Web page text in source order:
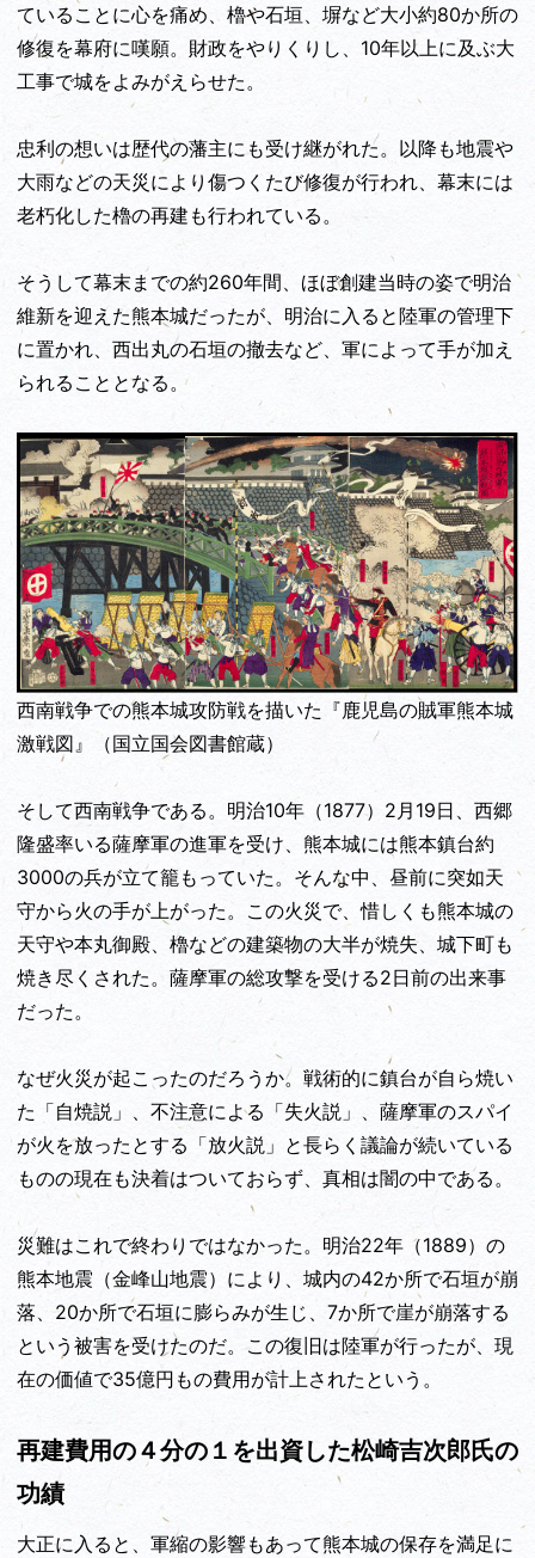
ていることに心を痛め、櫓や石垣、塀など大小約80か所の
修復を幕府に嘆願。財政をやりくりし、10年以上に及ぶ大
工事で城をよみがえらせた。
忠利の想いは歴代の藩主にも受け継がれた。以降も地震や
大雨などの天災により傷つくたび修復が行われ、幕末には
老朽化した櫓の再建も行われている。
そうして幕末までの約260年間、ほぼ創建当時の姿で明治
維新を迎えた熊本城だったが、明治に入ると陸軍の管理下
に置かれ、西出丸の石垣の撤去など、軍によって手が加え
られることとなる。
西南戦争での熊本城攻防戦を描いた『鹿児島の賊軍熊本城
激戦図』（国立国会図書館蔵）
そして西南戦争である。明治10年（1877）2月19日、西郷
隆盛率いる薩摩軍の進軍を受け、熊本城には熊本鎮台約
3000の兵が立て籠もっていた。そんな中、昼前に突如天
守から火の手が上がった。この火災で、惜しくも熊本城の
天守や本丸御殿、櫓などの建築物の大半が焼失、城下町も
焼き尽くされた。薩摩軍の総攻撃を受ける2日前の出来事
だった。
なぜ火災が起こったのだろうか。戦術的に鎮台が自ら焼い
た「自焼説」、不注意による「失火説」、薩摩軍のスパイ
が火を放ったとする「放火説」と長らく議論が続いている
ものの現在も決着はついておらず、真相は闇の中である。
災難はこれで終わりではなかった。明治22年（1889）の
熊本地震（金峰山地震）により、城内の42か所で石垣が崩
落、20か所で石垣に膨らみが生じ、7か所で崖が崩落する
という被害を受けたのだ。この復旧は陸軍が行ったが、現
在の価値で35億円もの費用が計上されたという。
再建費用の４分の１を出資した松崎吉次郎氏の
功績
大正に入ると、軍縮の影響もあって熊本城の保存を満足に